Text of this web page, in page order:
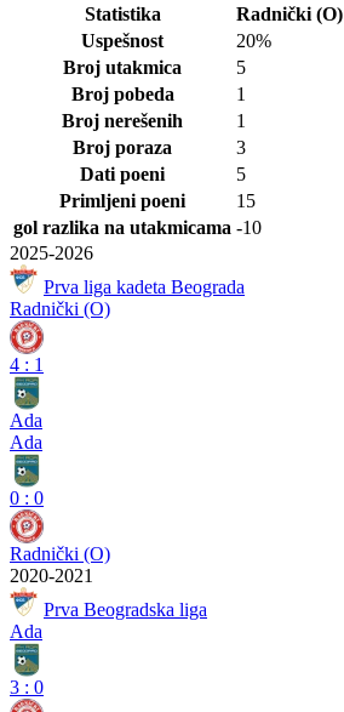
Statistika
Radnički (O)
Uspešnost
20%
Broj utakmica
5
Broj pobeda
1
Broj nerešenih
1
Broj poraza
3
Dati poeni
5
Primljeni poeni
15
gol razlika na utakmicama -10
2025-2026
Prva liga kadeta Beograda
Radnički (O)
4 : 1
Ada
Ada
0 : 0
Radnički (O)
2020-2021
Prva Beogradska liga
Ada
3 : 0